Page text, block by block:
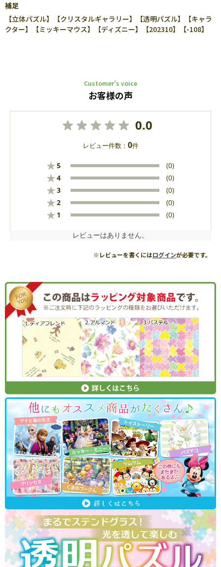
補足
【立体パズル】【クリスタルギャラリー】【透明パズル】【キャラ
クター】【ミッキーマウス】【ディズニー】【202310】【-108】
Customer’s voice
お客様の声
0.0
レビュー件数： 0件
★5 (0)
★4 (0)
★3 (0)
★2 (0)
★ 1 (0)
レビューはありません。
※レビューを書くにはログインが必要です。